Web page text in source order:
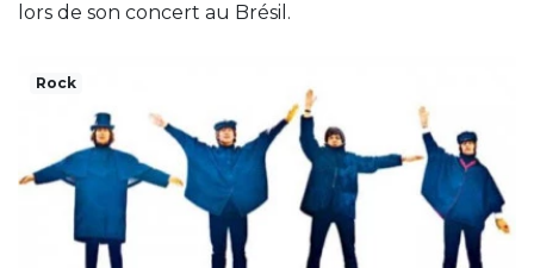
lors de son concert au Brésil.
Rock